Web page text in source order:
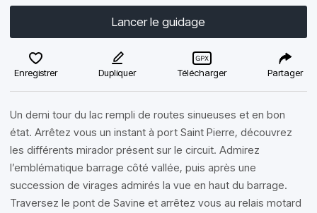
Lancer le guidage
Enregistrer Dupliquer Télécharger Partager
Un demi tour du lac rempli de routes sinueuses et en bon
état. Arrêtez vous un instant à port Saint Pierre, découvrez
les différents mirador présent sur le circuit. Admirez
l’emblématique barrage côté vallée, puis après une
succession de virages admirés la vue en haut du barrage.
Traversez le pont de Savine et arrêtez vous au relais motard